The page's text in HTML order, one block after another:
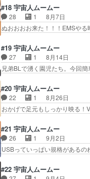
ンみたいｗ桜子、そんな… 最
確かに「さくら」だし… 位置
マる桜子ちゃんかわ…
の公園で泥酔OLが無明逆流
隣さんである北品川の登場、
進化してんだな。生活に余
が出てきたと思ったら一瞬
るのに必死wちゃんと話が…
片手にジョ◯゛ョ立ちし… 桜
しくて面白かったです…
#18 宇宙人ムームー
28 1
8月7日
ぬおおおお来た！！！EMS
EMS筋トレマシンの原理解説
ルミ缶だと思って思い切り踏
EMSってアブトロニックの
回の緊迫感はどこへやら（
ううまい話が転がっている訳
ームーのこと甘やかしすぎな
オカシイな六郷の彼女はサイ
#19 宇宙人ムームー
27 1
8月14日
兄弟BLで湧く園児たち。今
橋の少年時代をあやひーが演
に切るのはナタでいけるだろ
神回だったな今回。Aパート
イルとはまたマニアックな
との大人気ない言い争いが…
ぁ！！オチは想像できたけ…
お当番回なのかな今まで…
#20 宇宙人ムームー
22 1
8月26日
おかげで足元もしっかり映
とうんこの話を真剣にしてて
たちは光合成しているから排
ディングはカットされてし
イレってそういう仕組だっ
で終わったし。しかし薄暗…
#21 宇宙人ムームー
26 1
9月2日
USBっていっぱい規格があ
出る前の混沌とした端子たち
は3.0から付いていけない最
#22 宇宙人ムームー